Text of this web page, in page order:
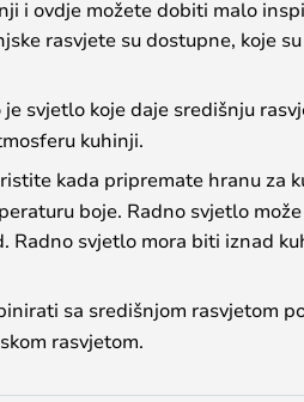
i ovdje možete dobiti malo
rasvjete su dostupne, koje
svjetlo koje daje središnju
kuhinji.
kada pripremate hranu za
boje. Radno svjetlo
Radno svjetlo mora biti iznad
sa središnjom rasvjetom
rasvjetom.